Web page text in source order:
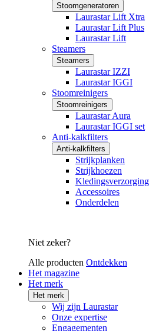
Stoomgeneratoren
Laurastar Lift Xtra
Laurastar Lift Plus
Laurastar Lift
Steamers
Steamers
Laurastar IZZI
Laurastar IGGI
Stoomreinigers
Stoomreinigers
Laurastar Aura
Laurastar IGGI set
Anti-kalkfilters
Anti-kalkfilters
Strijkplanken
Strijkhoezen
Kledingsverzorging
Accessoires
Onderdelen
Niet zeker?
Alle producten Ontdekken
Het magazine
Het merk
Het merk
Wij zijn Laurastar
Onze expertise
Engagementen